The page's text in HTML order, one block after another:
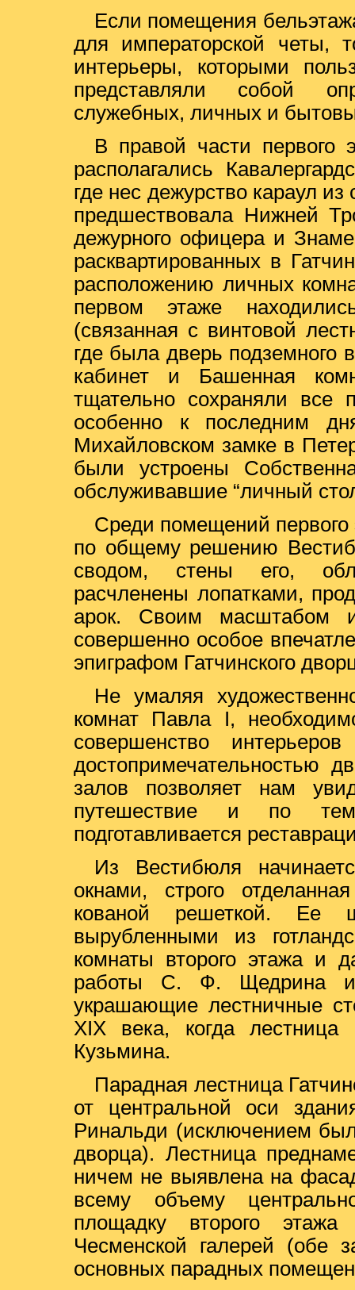
Если помещения
для императорской четы,
интерьеры, которыми
представляли собой
служебных, личных и
В правой части первого
располагались
где нес дежурство караул из
предшествовала Нижней
дежурного офицера и
расквартированных в
расположению личных
первом этаже
(связанная с винтовой
где была дверь подземного
кабинет и Башенная
тщательно сохраняли все
особенно к последним
Михайловском замке в
были устроены
обслуживавшие “личный
Среди помещений
по общему решению
сводом, стены его,
расчленены лопатками,
арок. Своим масштабом
совершенно особое
эпиграфом Гатчинского
Не умаляя
комнат Павла I,
совершенство
достопримечательностью
залов позволяет нам
путешествие и по
подготавливается
Из Вестибюля
окнами, строго
кованой решеткой. Ее
вырубленными из
комнаты второго этажа и
работы С. Ф. Щедрина
украшающие лестничные
XIX века, когда
Кузьмина.
Парадная лестница
от центральной оси
Ринальди (исключением
дворца). Лестница
ничем не выявлена на
всему объему
площадку второго
Чесменской галерей (обе
основных парадных